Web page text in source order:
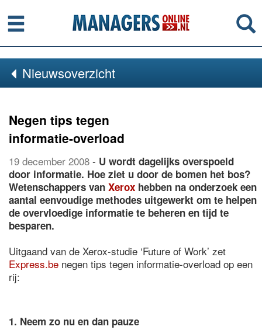
Menu
Nieuwsoverzicht
Negen tips tegen
informatie-overload
19 december 2008 - U wordt dagelijks overspoeld
door informatie. Hoe ziet u door de bomen het bos?
Wetenschappers van Xerox hebben na onderzoek een
aantal eenvoudige methodes uitgewerkt om te helpen
de overvloedige informatie te beheren en tijd te
besparen.
Uitgaand van de Xerox-studie ‘Future of Work’ zet
Express.be negen tips tegen informatie-overload op een
rij:
1. Neem zo nu en dan pauze